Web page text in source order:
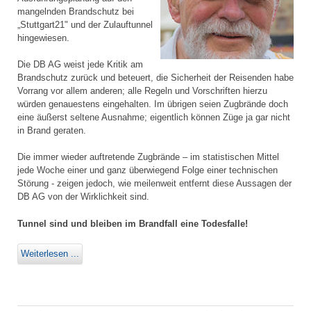
mangelnden Brandschutz bei
„Stuttgart21" und der Zulauftunnel
hingewiesen.
Die DB AG weist jede Kritik am
Brandschutz zurück und beteuert, die Sicherheit der Reisenden habe
Vorrang vor allem anderen; alle Regeln und Vorschriften hierzu
würden genauestens eingehalten. Im übrigen seien Zugbrände doch
eine äußerst seltene Ausnahme; eigentlich können Züge ja gar nicht
in Brand geraten.
Die immer wieder auftretende Zugbrände – im statistischen Mittel
jede Woche einer und ganz überwiegend Folge einer technischen
Störung - zeigen jedoch, wie meilenweit entfernt diese Aussagen der
DB AG von der Wirklichkeit sind.
Tunnel sind und bleiben im Brandfall eine Todesfalle!
Weiterlesen ...